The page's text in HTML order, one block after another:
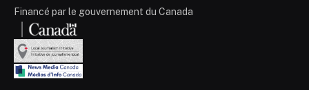
Financé par le gouvernement du Canada